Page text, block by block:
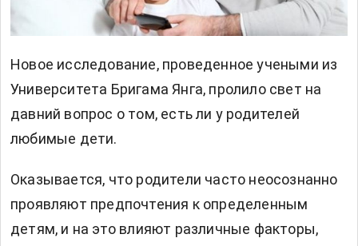
Новое исследование, проведенное учеными из
Университета Бригама Янга, пролило свет на
давний вопрос о том, есть ли у родителей
любимые дети.
Оказывается, что родители часто неосознанно
проявляют предпочтения к определенным
детям, и на это влияют различные факторы,